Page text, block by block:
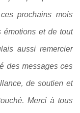
prochains mois
émotions et de tout
aussi remercier
des messages ces
de soutien et
Merci à tous